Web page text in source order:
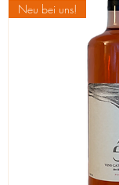
Neu bei uns!